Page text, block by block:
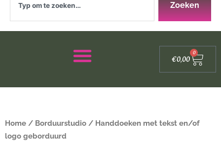
Zoeken
€0,00
0
Home / Borduurstudio / Handdoeken met tekst en/of
logo geborduurd